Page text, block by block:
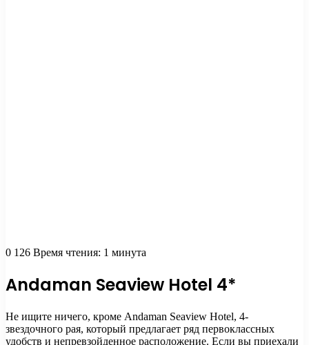
0 126 Время чтения: 1 минута
Andaman Seaview Hotel 4*
Не ищите ничего, кроме Andaman Seaview Hotel, 4-
звездочного рая, который предлагает ряд первоклассных
удобств и непревзойденное расположение. Если вы приехали